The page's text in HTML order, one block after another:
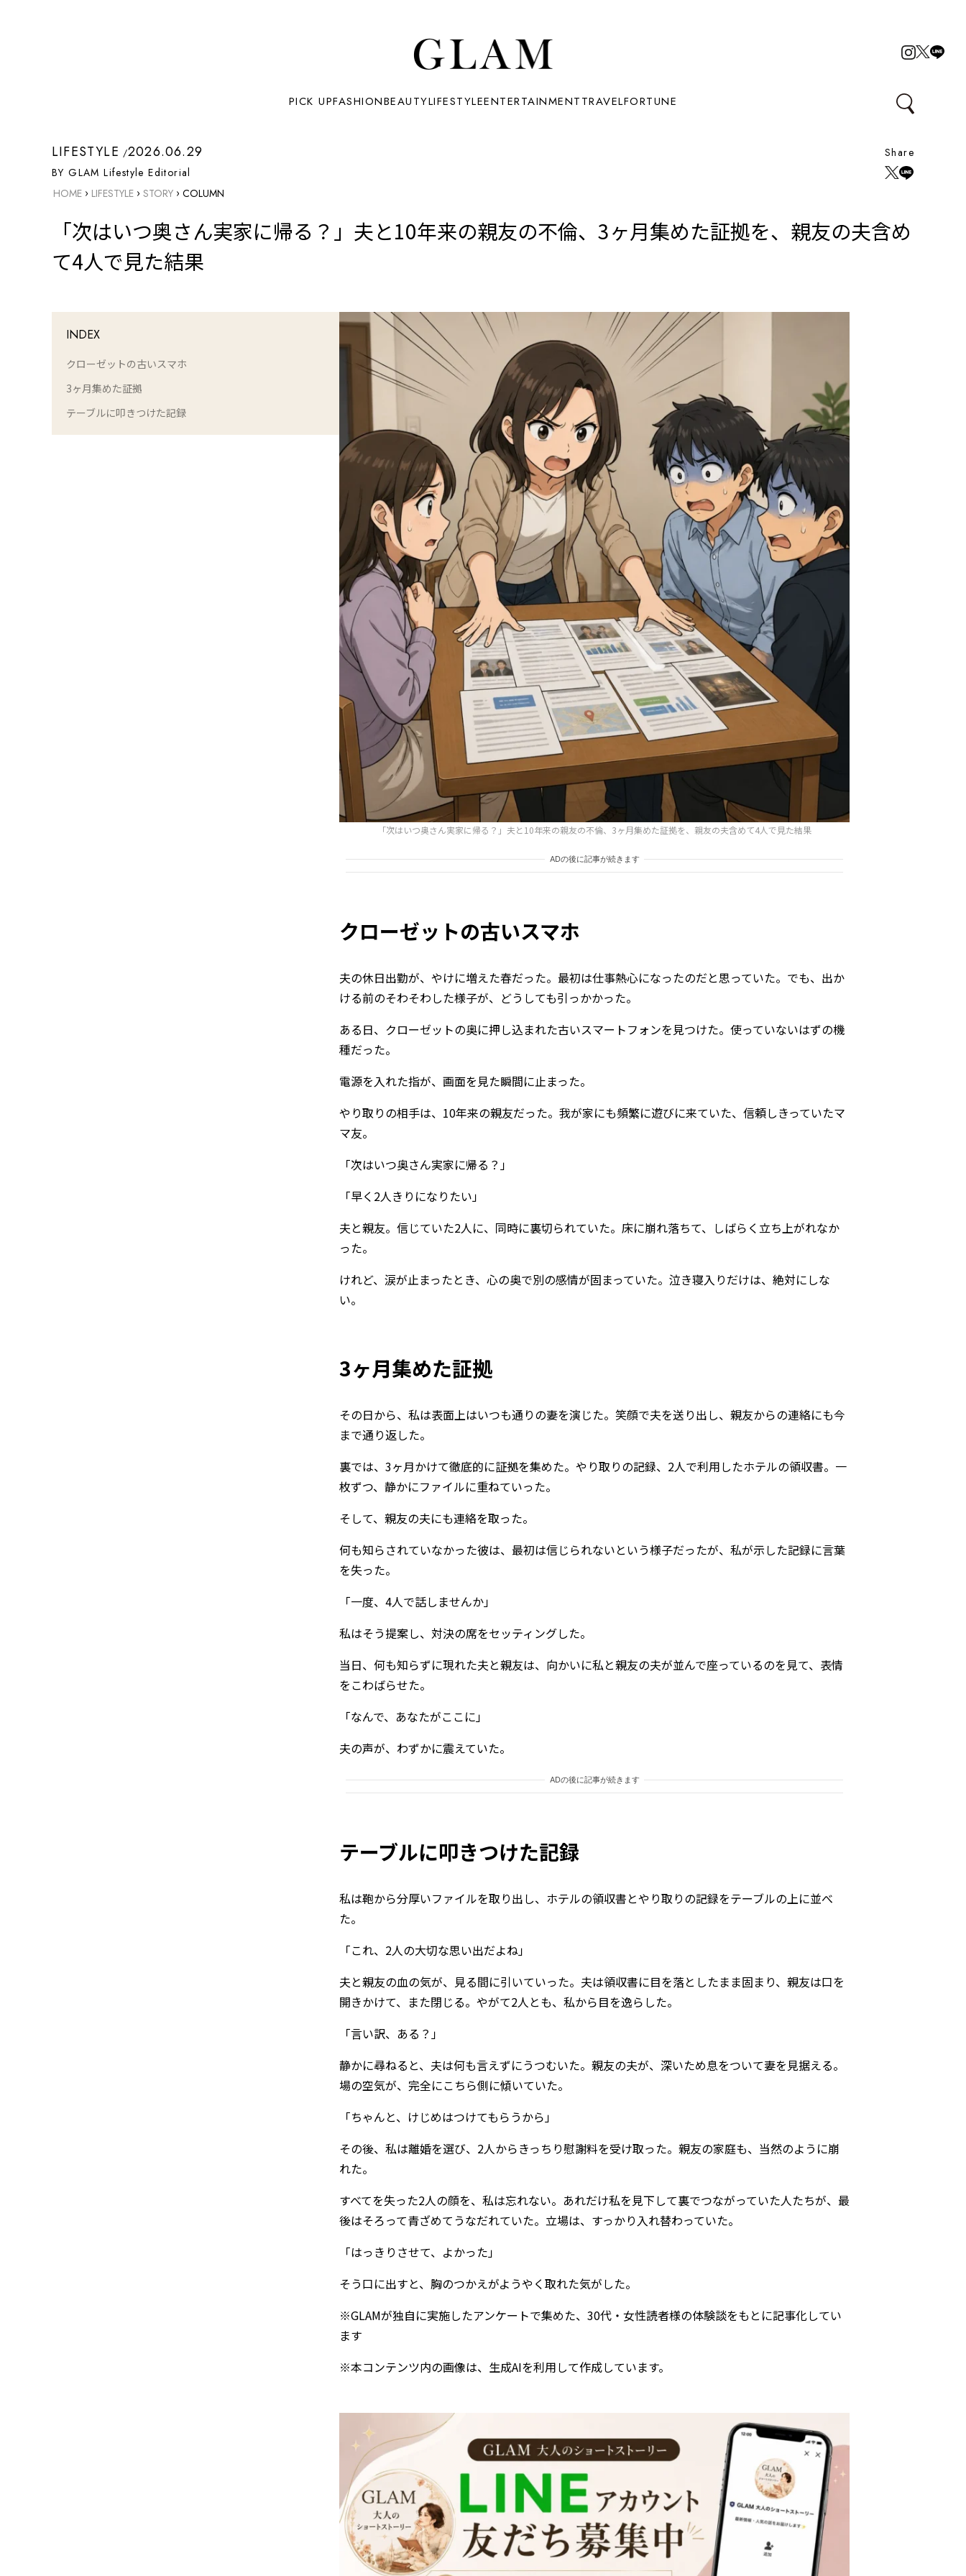
PICK UPFASHIONBEAUTYLIFESTYLEENTERTAINMENTTRAVELFORTUNE
LIFESTYLE 2026.06.29
BY GLAM Lifestyle Editorial
Share
HOME › LIFESTYLE › STORY › COLUMN
「次はいつ奥さん実家に帰る？」夫と10年来の親友の不倫、3ヶ月集めた証拠を、親友の夫含め
て4人で見た結果
INDEX
クローゼットの古いスマホ
3ヶ月集めた証拠
テーブルに叩きつけた記録
「次はいつ奥さん実家に帰る？」夫と10年来の親友の不倫、3ヶ月集めた証拠を、親友の夫含めて4人で見た結果
ADの後に記事が続きます
クローゼットの古いスマホ
夫の休日出勤が、やけに増えた春だった。最初は仕事熱心になったのだと思っていた。でも、出か
ける前のそわそわした様子が、どうしても引っかかった。
ある日、クローゼットの奥に押し込まれた古いスマートフォンを見つけた。使っていないはずの機
種だった。
電源を入れた指が、画面を見た瞬間に止まった。
やり取りの相手は、10年来の親友だった。我が家にも頻繁に遊びに来ていた、信頼しきっていたマ
マ友。
「次はいつ奥さん実家に帰る？」
「早く2人きりになりたい」
夫と親友。信じていた2人に、同時に裏切られていた。床に崩れ落ちて、しばらく立ち上がれなか
った。
けれど、涙が止まったとき、心の奥で別の感情が固まっていた。泣き寝入りだけは、絶対にしな
い。
3ヶ月集めた証拠
その日から、私は表面上はいつも通りの妻を演じた。笑顔で夫を送り出し、親友からの連絡にも今
まで通り返した。
裏では、3ヶ月かけて徹底的に証拠を集めた。やり取りの記録、2人で利用したホテルの領収書。一
枚ずつ、静かにファイルに重ねていった。
そして、親友の夫にも連絡を取った。
何も知らされていなかった彼は、最初は信じられないという様子だったが、私が示した記録に言葉
を失った。
「一度、4人で話しませんか」
私はそう提案し、対決の席をセッティングした。
当日、何も知らずに現れた夫と親友は、向かいに私と親友の夫が並んで座っているのを見て、表情
をこわばらせた。
「なんで、あなたがここに」
夫の声が、わずかに震えていた。
ADの後に記事が続きます
テーブルに叩きつけた記録
私は鞄から分厚いファイルを取り出し、ホテルの領収書とやり取りの記録をテーブルの上に並べ
た。
「これ、2人の大切な思い出だよね」
夫と親友の血の気が、見る間に引いていった。夫は領収書に目を落としたまま固まり、親友は口を
開きかけて、また閉じる。やがて2人とも、私から目を逸らした。
「言い訳、ある？」
静かに尋ねると、夫は何も言えずにうつむいた。親友の夫が、深いため息をついて妻を見据える。
場の空気が、完全にこちら側に傾いていた。
「ちゃんと、けじめはつけてもらうから」
その後、私は離婚を選び、2人からきっちり慰謝料を受け取った。親友の家庭も、当然のように崩
れた。
すべてを失った2人の顔を、私は忘れない。あれだけ私を見下して裏でつながっていた人たちが、最
後はそろって青ざめてうなだれていた。立場は、すっかり入れ替わっていた。
「はっきりさせて、よかった」
そう口に出すと、胸のつかえがようやく取れた気がした。
※GLAMが独自に実施したアンケートで集めた、30代・女性読者様の体験談をもとに記事化してい
ます
※本コンテンツ内の画像は、生成AIを利用して作成しています。